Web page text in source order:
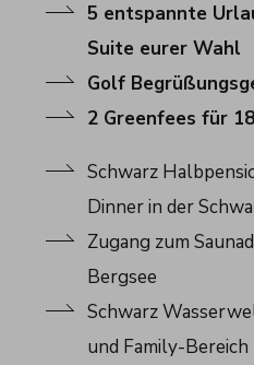
5 entspannte
Suite eurer Wahl
Golf
2 Greenfees für
Schwarz
Dinner in der
Zugang zum
Bergsee
Schwarz
und Family-